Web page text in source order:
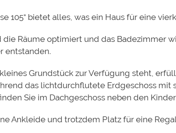
105“ bietet alles, was ein Haus für eine
Räume optimiert und das Badezimmer
entstanden.
Grundstück zur Verfügung steht,
das lichtdurchflutete Erdgeschoss
Sie im Dachgeschoss neben den
Ankleide und trotzdem Platz für eine